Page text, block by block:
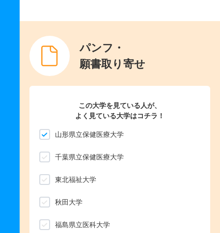
パンフ・
願書取り寄せ
この大学を見ている人が、
よく見ている大学はコチラ！
山形県立保健医療大学
千葉県立保健医療大学
東北福祉大学
秋田大学
福島県立医科大学